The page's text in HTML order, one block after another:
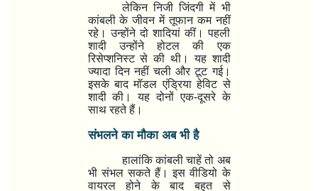
लेकिन निजी जिंदगी में भी
कांबली के जीवन में तूफान कम नहीं
रहे। उन्होंने दो शादियां कीं। पहली
शादी उन्होंने होटल की एक
रिसेप्शनिस्ट से की थी। यह शादी
ज्यादा दिन नहीं चली और टूट गई।
इसके बाद मॉडल एंड्रिया हेविट से
शादी की। यह दोनों एक-दूसरे के
साथ रहते हैं।
संभलने का मौका अब भी है
हालांकि कांबली चाहें तो अब
भी संभल सकते हैं। इस वीडियो के
वायरल होने के बाद बहुत से